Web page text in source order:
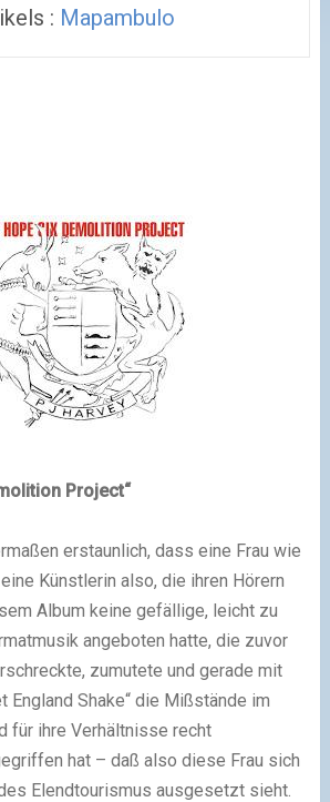
: Mapambulo
Project“
erstaunlich, dass eine Frau wie
Künstlerin also, die ihren Hörern
Album keine gefällige, leicht zu
angeboten hatte, die zuvor
zumutete und gerade mit
England Shake“ die Mißstände im
für ihre Verhältnisse recht
hat – daß also diese Frau sich
Elendtourismus ausgesetzt sieht.